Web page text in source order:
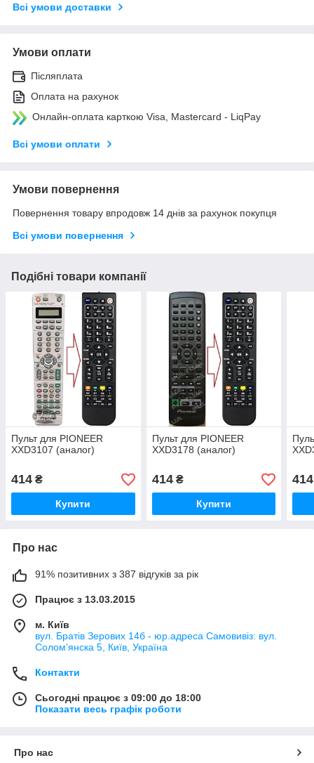
Всі умови доставки
Умови оплати
Післяплата
Оплата на рахунок
Онлайн-оплата карткою Visa, Mastercard - LiqPay
Всі умови оплати
Умови повернення
Повернення товару впродовж 14 днів за рахунок покупця
Всі умови повернення
Подібні товари компанії
Пульт для PIONEER
XXD3107 (аналог)
414 ₴
Купити
Пульт для PIONEER
XXD3178 (аналог)
414₴
Купити
414
Про нас
91% позитивних з 387 відгуків за рік
Працює з 13.03.2015
м. Київ
вул. Братів Зерових 14б - юр.адреса Самовивіз: вул.
Соломʼянска 5, Київ, Україна
Контакти
Сьогодні працює з 09:00 до 18:00
Показати весь графік роботи
Про нас